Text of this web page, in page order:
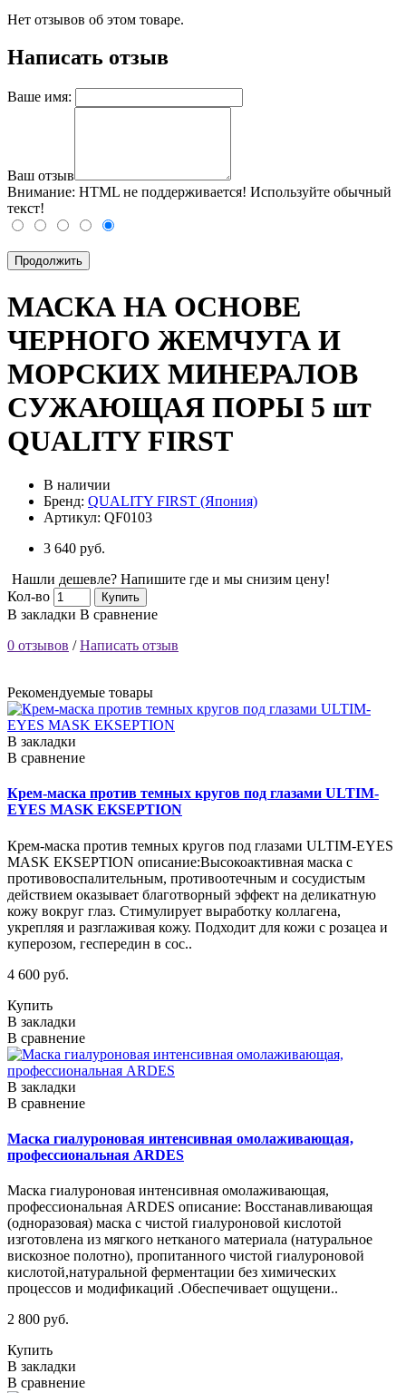
Нет отзывов об этом товаре.
Написать отзыв
Ваше имя:
Ваш отзыв
Внимание: HTML не поддерживается! Используйте обычный
текст!
Продолжить
МАСКА НА ОСНОВЕ
ЧЕРНОГО ЖЕМЧУГА И
МОРСКИХ МИНЕРАЛОВ
СУЖАЮЩАЯ ПОРЫ 5 шт
QUALITY FIRST
В наличии
Бренд: QUALITY FIRST (Япония)
Артикул: QF0103
3 640 руб.
Нашли дешевле? Напишите где и мы снизим цену!
Кол-во
Купить
В закладки В сравнение
0 отзывов /Написать отзыв
Рекомендуемые товары
В закладки
В сравнение
Крем-маска против темных кругов под глазами ULTIM-
EYES MASK EKSEPTION
Крем-маска против темных кругов под глазами ULTIM-EYES
MASK EKSEPTION описание:Высокоактивная маска с
противовоспалительным, противоотечным и сосудистым
действием оказывает благотворный эффект на деликатную
кожу вокруг глаз. Стимулирует выработку коллагена,
укрепляя и разглаживая кожу. Подходит для кожи с розацеа и
куперозом, геспередин в сос..
4 600 руб.
Купить
В закладки
В сравнение
В закладки
В сравнение
Маска гиалуроновая интенсивная омолаживающая,
профессиональная ARDES
Маска гиалуроновая интенсивная омолаживающая,
профессиональная ARDES описание: Восстанавливающая
(одноразовая) маска с чистой гиалуроновой кислотой
изготовлена из мягкого нетканого материала (натуральное
вискозное полотно), пропитанного чистой гиалуроновой
кислотой,натуральной ферментации без химических
процессов и модификаций .Обеспечивает ощущени..
2 800 руб.
Купить
В закладки
В сравнение